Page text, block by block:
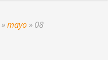
»mayo» 08